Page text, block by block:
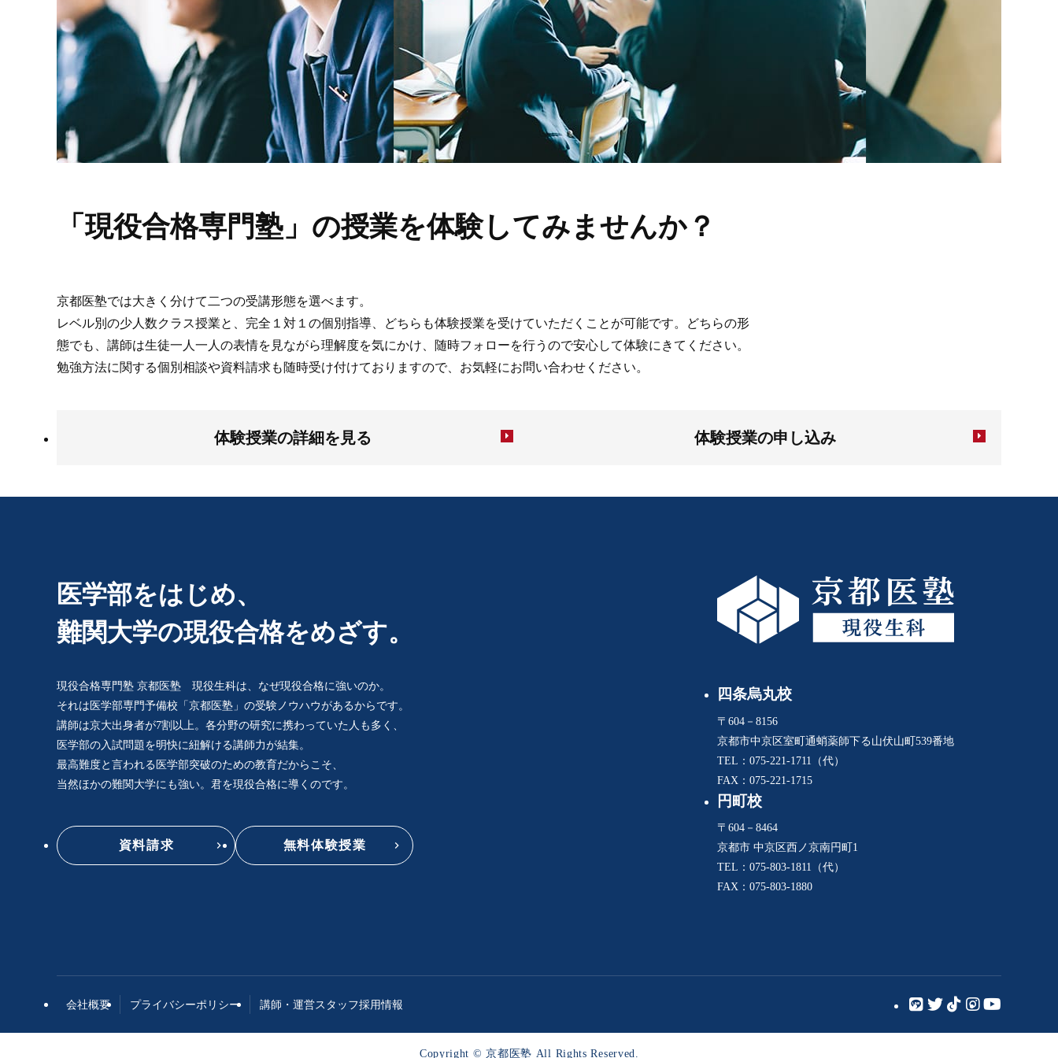
「現役合格専門塾」の授業を体験してみませんか？
京都医塾では大きく分けて二つの受講形態を選べます。
レベル別の少人数クラス授業と、完全１対１の個別指導、どちらも体験授業を受けていただくことが可能です。どちらの形
態でも、講師は生徒一人一人の表情を見ながら理解度を気にかけ、随時フォローを行うので安心して体験にきてください。
勉強方法に関する個別相談や資料請求も随時受け付けておりますので、お気軽にお問い合わせください。
体験授業の詳細を見る 体験授業の申し込み
医学部をはじめ、
難関大学の現役合格をめざす。
現役合格専門塾 京都医塾 現役生科は、 なぜ現役合格に強いのか。
それは医学部専門予備校「京都医塾」の受験ノウハウがあるからです。
講師は京大出身者が7割以上。 各分野の研究に携わっていた人も多く、
医学部の入試問題を明快に紐解ける講師力が結集。
最高難度と言われる医学部突破のための教育だからこそ、
当然ほかの難関大学にも強い。 君を現役合格に導くのです。
資料請求 無料体験授業
四条烏丸校
〒604－8156
京都市中京区室町通蛸薬師下る山伏山町539番地
TEL：075-221-1711（代）
FAX：075-221-1715
円町校
〒604－8464
京都市 中京区西ノ京南円町1
TEL：075-803-1811（代）
FAX：075-803-1880
会社概要 プライバシーポリシー 講師・運営スタッフ採用情報
Copyright © 京都医塾 All Rights Reserved.